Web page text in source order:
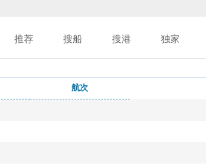
推荐 搜船 搜港 独家
航次